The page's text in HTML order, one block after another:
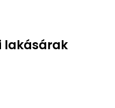
lakásárak